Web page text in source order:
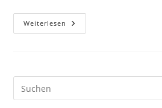
Weiterlesen Spendenübergabe
Des